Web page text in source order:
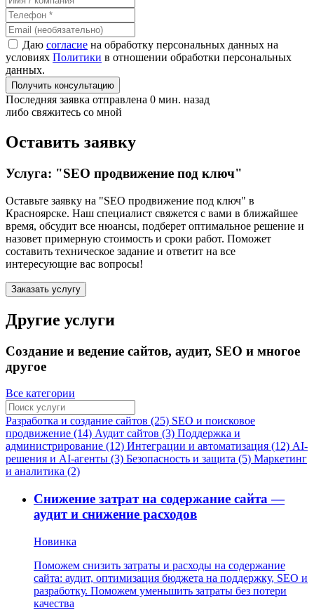
Даю согласие на обработку персональных данных на
условиях Политики в отношении обработки персональных
данных.
Получить консультацию
Последняя заявка отправлена 0 мин. назад
либо свяжитесь со мной
Оставить заявку
Услуга: "SEO продвижение под ключ"
Оставьте заявку на "SEO продвижение под ключ" в
Красноярске. Наш специалист свяжется с вами в ближайшее
время, обсудит все нюансы, подберет оптимальное решение и
назовет примерную стоимость и сроки работ. Поможет
составить техническое задание и ответит на все
интересующие вас вопросы!
Заказать услугу
Другие услуги
Создание и ведение сайтов, аудит, SEO и многое
другое
Все категории
Разработка и создание сайтов (25) SEO и поисковое
продвижение (14) Аудит сайтов (3) Поддержка и
администрирование (12) Интеграции и автоматизация (12) AI-
решения и AI-агенты (3) Безопасность и защита (5) Маркетинг
и аналитика (2)
Снижение затрат на содержание сайта —
аудит и снижение расходов
Новинка
Поможем снизить затраты и расходы на содержание
сайта: аудит, оптимизация бюджета на поддержку, SEO и
разработку. Поможем уменьшить затраты без потери
качества